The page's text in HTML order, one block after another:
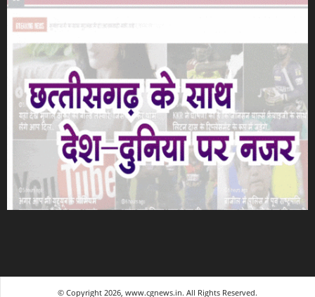
© Copyright 2026, www.cgnews.in. All Rights Reserved.